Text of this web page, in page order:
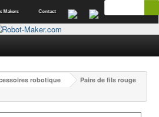
Makers Contact
robotique
Paire de fils rouge